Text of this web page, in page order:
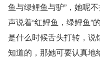
鱼与绿鲤鱼与驴”，她呢
声说着“红鲤鱼，绿鲤鱼”
是什么时候舌头打转，
知道的，那她可要认真地